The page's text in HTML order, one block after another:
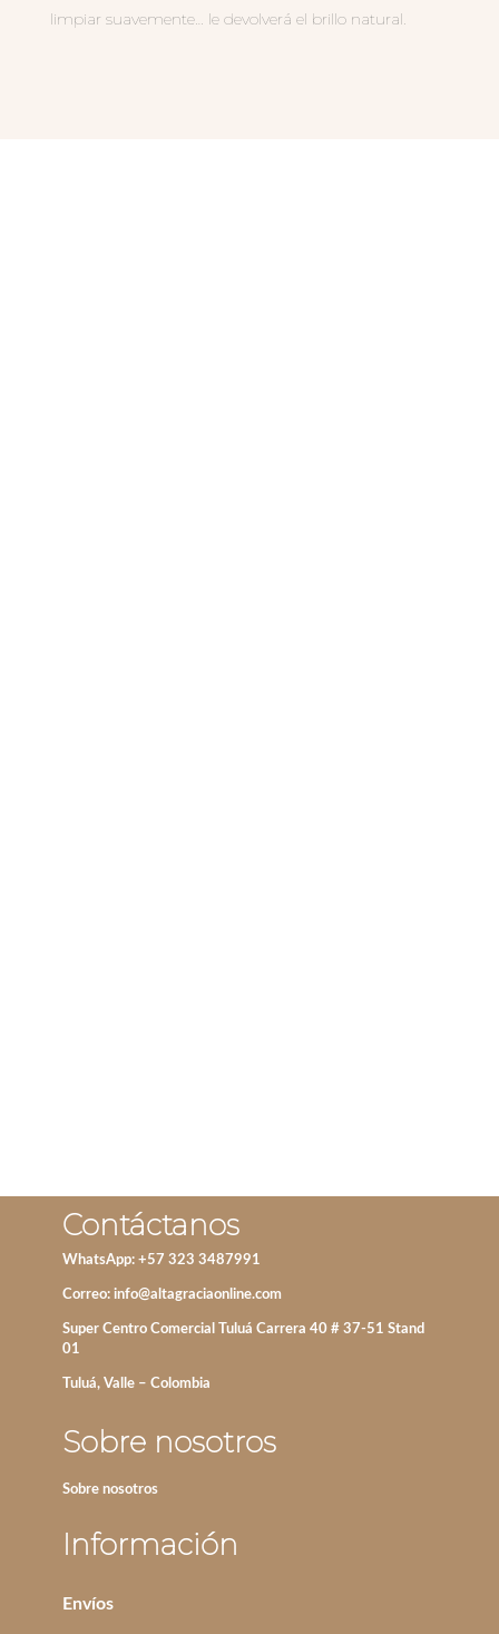
limpiar suavemente… le devolverá el brillo natural.
Contáctanos
WhatsApp: +57 323 3487991
Correo: info@altagraciaonline.com
Super Centro Comercial Tuluá Carrera 40 # 37-51 Stand
01
Tuluá, Valle – Colombia
Sobre nosotros
Sobre nosotros
Información
Envíos